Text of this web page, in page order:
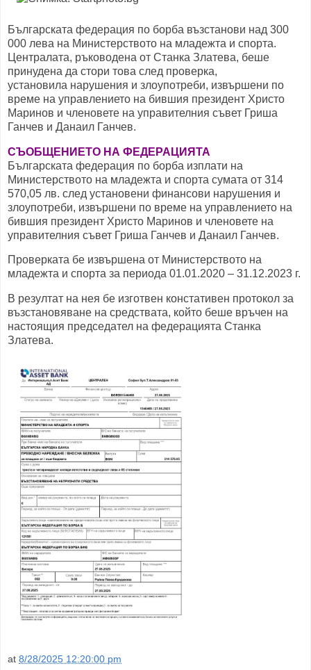
Българската федерация по борба възстанови над 300
000 лева на Министерството на младежта и спорта.
Централата, ръководена от Станка Златева, беше
принудена да стори това след проверка,
установила нарушения и злоупотреби, извършени по
време на управлението на бившия президент Христо
Маринов и членовете на управителния съвет Гриша
Ганчев и Данаил Ганчев.
СЪОБЩЕНИЕТО НА ФЕДЕРАЦИЯТА
Българската федерация по борба изплати на
Министерството на младежта и спорта сумата от 314
570,05 лв. след установени финансови нарушения и
злоупотреби, извършени по време на управлението на
бившия президент Христо Маринов и членовете на
управителния съвет Гриша Ганчев и Данаил Ганчев.
Проверката бе извършена от Министерството на
младежта и спорта за периода 01.01.2020 – 31.12.2023 г.
В резултат на нея бе изготвен констативен протокол за
възстановяване на средствата, който беше връчен на
настоящия председател на федерацията Станка
Златева.
at 8/28/2025 12:20:00 pm